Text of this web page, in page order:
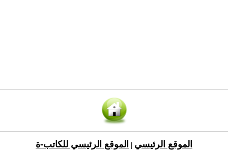
الموقع الرئيسي الموقع الرئيسي للكاتب-ة